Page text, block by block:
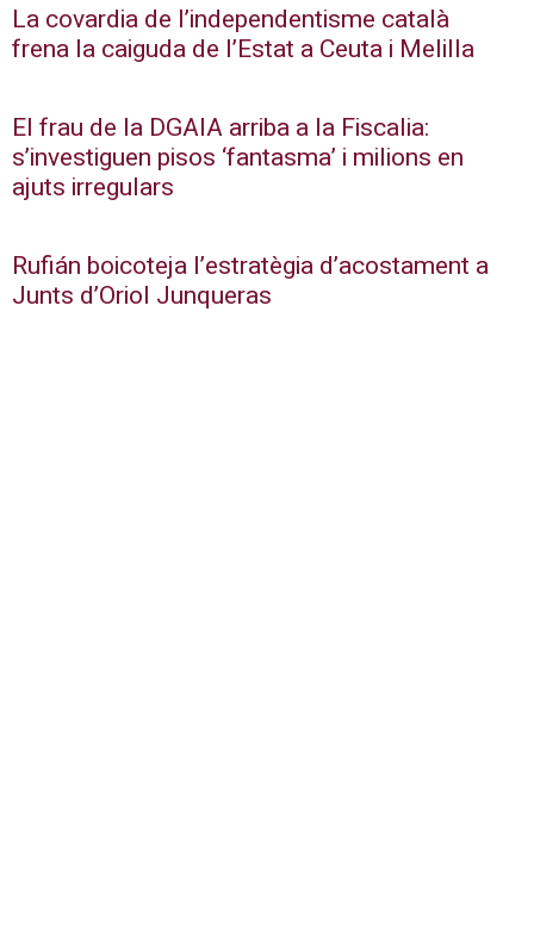
La covardia de l’independentisme català
frena la caiguda de l’Estat a Ceuta i Melilla
El frau de la DGAIA arriba a la Fiscalia:
s’investiguen pisos ‘fantasma’ i milions en
ajuts irregulars
Rufián boicoteja l’estratègia d’acostament a
Junts d’Oriol Junqueras